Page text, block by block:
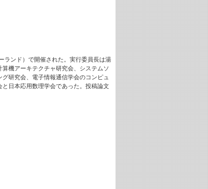
ランド）で開催された。実行委員長は湯
機アーキテクチャ研究会、システムソ
研究会、電子情報通信学会のコンピュ
日本応用数理学会であった。投稿論文